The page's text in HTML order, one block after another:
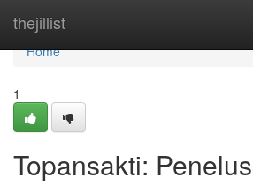
thejillist
Home
Home
1
Topansakti: